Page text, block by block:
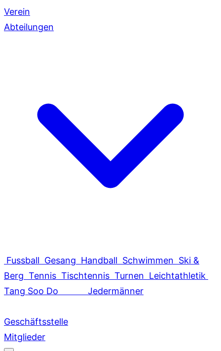
Verein
Abteilungen
Fussball Gesang Handball Schwimmen Ski &
Berg Tennis Tischtennis Turnen Leichtathletik
Tang Soo Do
Jedermänner
Geschäftsstelle
Mitglieder